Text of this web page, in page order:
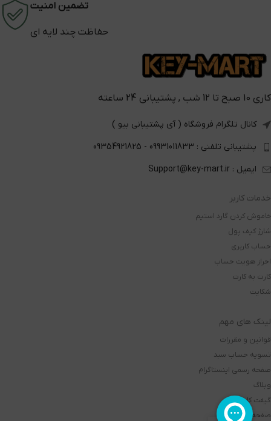
تضمین امنیت
حفاظت چند لایه ای
کاری 10 صبح تا 12 شب , پشتیبانی 24 ساعته
کانال تلگرام فروشگاه ( آی پشتیبانی بیو )
پشتیبانی تلفنی : 09931011833 - 09354921825
ایمیل : Support@key-mart.ir
خدمات کاربر
خاموش کردن گارد استیم
شارژ کیف پول
حساب کاربری
احراز هویت حساب
کارت به کارت
شکایت
لینک های مهم
قوانین و مقررات
تسویه حساب سبد
صفحه رسمی اینستاگرام
وبلاگ
گیفت کارت
صفحه اصلی